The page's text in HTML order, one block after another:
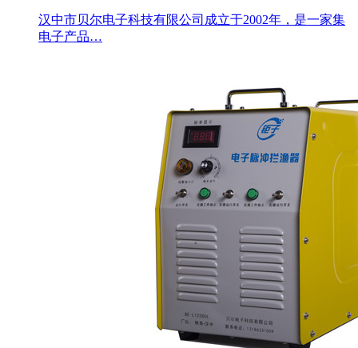
汉中市贝尔电子科技有限公司成立于2002年，是一家集
电子产品…